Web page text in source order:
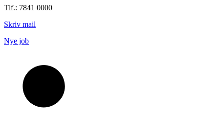
Tlf.: 7841 0000
Skriv mail
Nye job